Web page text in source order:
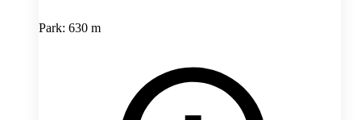
Park: 630 m